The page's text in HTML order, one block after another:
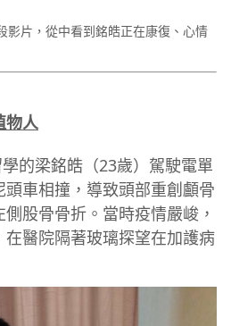
影片，從中看到銘皓正在康復、心情
物人
的梁銘皓（23歲）駕駛電單
車相撞，導致頭部重創顱骨
股骨骨折。當時疫情嚴峻，
醫院隔著玻璃探望在加護病